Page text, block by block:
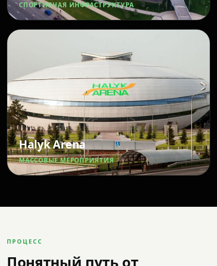
СПОРТИВНАЯ ИНФРАСТРУКТУРА
Halyk Arena
МАССОВЫЕ МЕРОПРИЯТИЯ
ПРОЦЕСС
Понятный путь от